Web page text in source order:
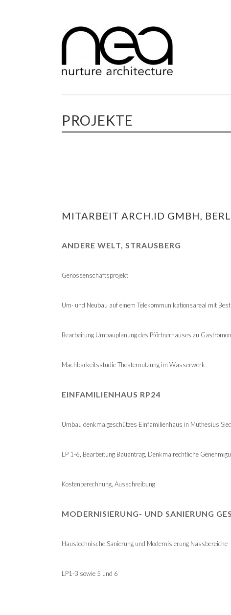
Springe
zum
PROJEKTE
MITARBEIT ARCH.ID GMBH,
ANDERE WELT, STRAUSBERG
Genossenschaftsprojekt
Um- und Neubau auf einem Telekommunikationsareal mit
Bearbeitung Umbauplanung des Pförtnerhauses zu
Machbarkeitsstudie Theaternutzung im Wasserwerk
EINFAMILIENHAUS RP24
Umbau denkmalgeschützes Einfamilienhaus in Muthesius
LP 1-6, Bearbeitung Bauantrag, Denkmalrechtliche
Kostenberechnung, Ausschreibung
MODERNISIERUNG- UND SANIERUNG
Haustechnische Sanierung und Modernisierung Nassbereiche
LP1-3 sowie 5 und 6